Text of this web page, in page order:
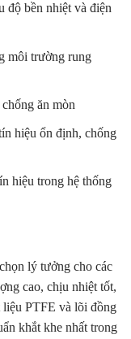
độ bền nhiệt và điện
môi trường rung
ăn mòn
hiệu ổn định, chống
hiệu trong hệ thống
lý tưởng cho các
cao, chịu nhiệt tốt,
liệu PTFE và lõi đồng
khắt khe nhất trong